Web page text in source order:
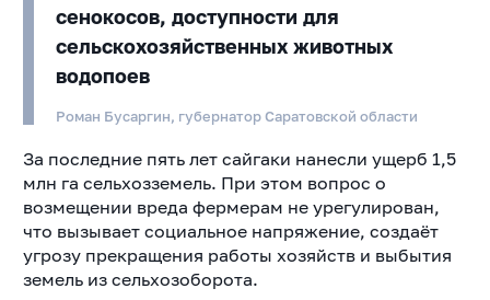
сенокосов, доступности для
сельскохозяйственных животных
водопоев
Роман Бусаргин, губернатор Саратовской области
За последние пять лет сайгаки нанесли ущерб 1,5
млн га сельхозземель. При этом вопрос о
возмещении вреда фермерам не урегулирован,
что вызывает социальное напряжение, создаёт
угрозу прекращения работы хозяйств и выбытия
земель из сельхозоборота.